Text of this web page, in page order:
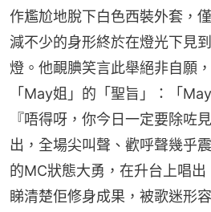
作尷尬地脫下白色西裝外套，
減不少的身形終於在燈光下見
燈。他靦腆笑言此舉絕非自願
「May姐」的「聖旨」：「
『唔得呀，你今日一定要除咗
出，全場尖叫聲、歡呼聲幾乎
的MC狀態大勇，在升台上唱
睇清楚佢修身成果，被歌迷形